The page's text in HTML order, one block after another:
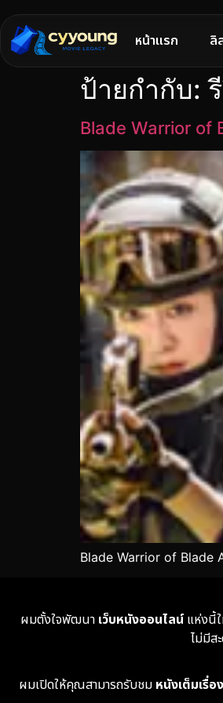
หน้าแรก ลิ
ป้ายกำกับ:
Blade Warrior of
Blade Warrior of
ผมตั้งใจพัฒนา เว็บหนังออนไลน์แห่งนี้
ไม่มีส
ผมเปิดให้คุณสามารถรับชม หนังเต็มเรื่อง